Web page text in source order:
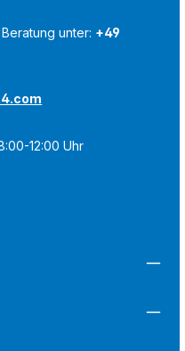
unter: +49
12:00 Uhr